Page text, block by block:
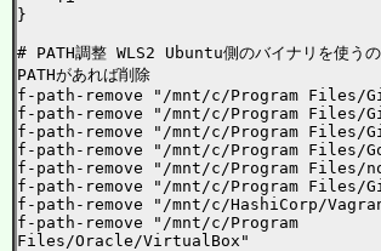
}
# PATH調整 WLS2 Ubuntu側のバイナリを使う
PATHがあれば削除
f-path-remove "/mnt/c/Program Files/
f-path-remove "/mnt/c/Program Files/
f-path-remove "/mnt/c/Program Files/
f-path-remove "/mnt/c/Program Files/
f-path-remove "/mnt/c/Program Files/
f-path-remove "/mnt/c/Program Files/
f-path-remove "/mnt/c/HashiCorp/
f-path-remove "/mnt/c/Program
Files/Oracle/VirtualBox"